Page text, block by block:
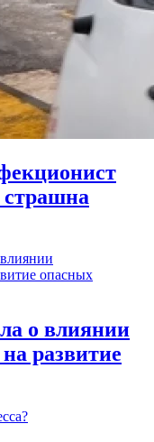
страшна
о влиянии
развитие